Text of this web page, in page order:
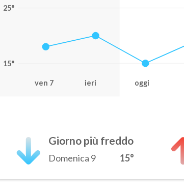
25°
15°
ven 7 ieri oggi
Giorno più freddo
Domenica 9 15°